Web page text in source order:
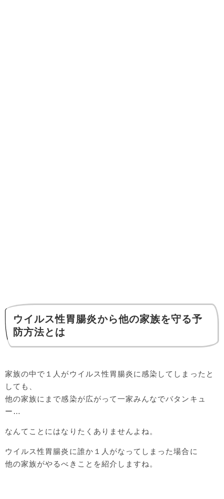
ウイルス性胃腸炎から他の家族を守る予
防方法とは
家族の中で１人がウイルス性胃腸炎に感染してしまったと
しても、
他の家族にまで感染が広がって一家みんなでバタンキュ
ー…
なんてことにはなりたくありませんよね。
ウイルス性胃腸炎に誰か１人がなってしまった場合に
他の家族がやるべきことを紹介しますね。